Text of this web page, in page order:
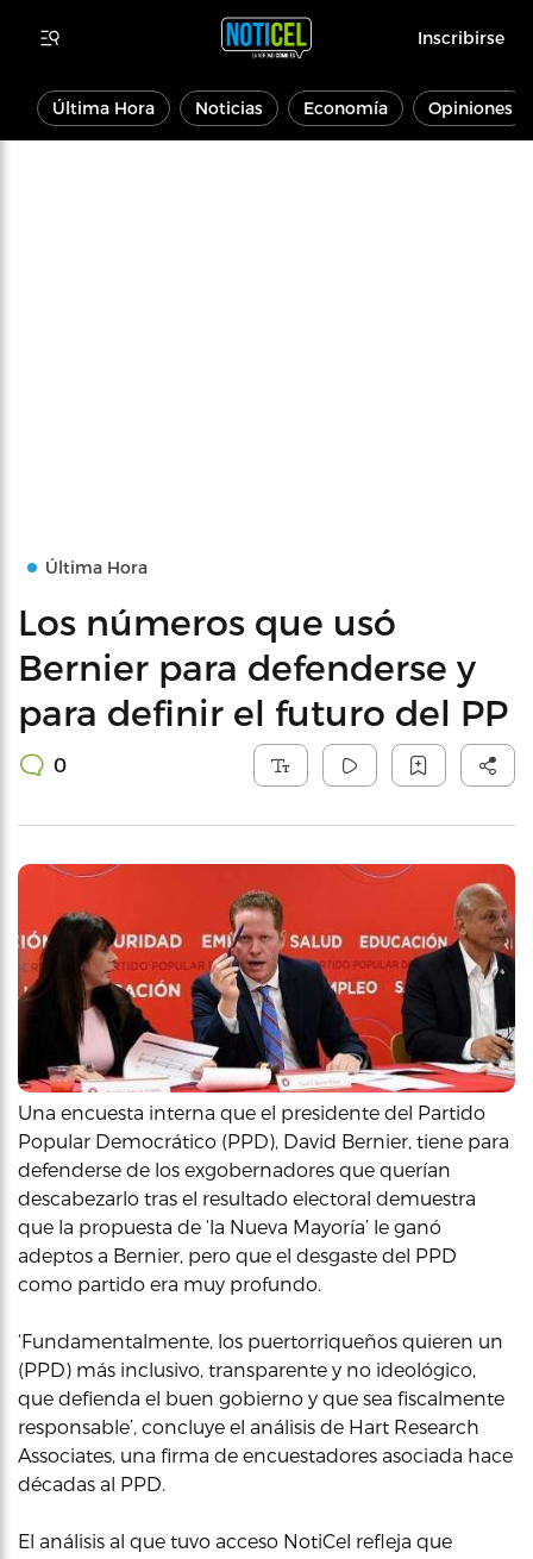
Inscribirse
Última Hora Noticias Economía Opiniones
Última Hora
Los números que usó
Bernier para defenderse y
para definir el futuro del PP
0
Una encuesta interna que el presidente del Partido
Popular Democrático (PPD), David Bernier, tiene para
defenderse de los exgobernadores que querían
descabezarlo tras el resultado electoral demuestra
que la propuesta de ‘la Nueva Mayoría’ le ganó
adeptos a Bernier, pero que el desgaste del PPD
como partido era muy profundo.
‘Fundamentalmente, los puertorriqueños quieren un
(PPD) más inclusivo, transparente y no ideológico,
que defienda el buen gobierno y que sea fiscalmente
responsable’, concluye el análisis de Hart Research
Associates, una firma de encuestadores asociada hace
décadas al PPD.
El análisis al que tuvo acceso NotiCel refleja que